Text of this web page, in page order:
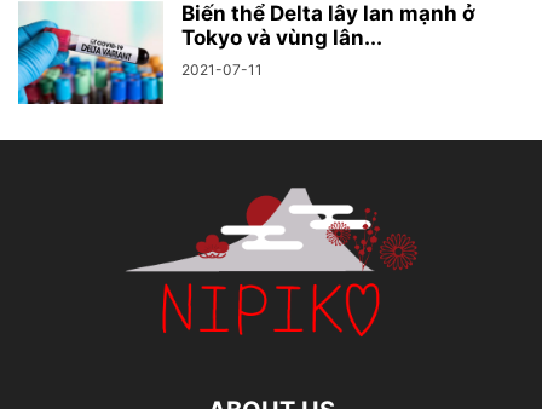
Biến thể Delta lây lan mạnh ở
Tokyo và vùng lân...
2021-07-11